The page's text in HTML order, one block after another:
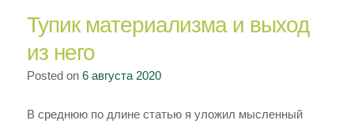
Тупик материализма и выход
из него
Posted on 6 августа 2020
В среднюю по длине статью я уложил мысленный